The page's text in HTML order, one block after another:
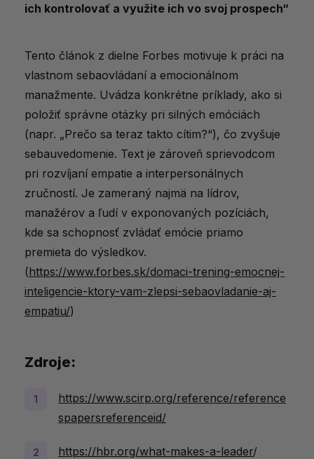
ich kontrolovať a využite ich vo svoj prospech“
Tento článok z dielne Forbes motivuje k práci na
vlastnom sebaovládaní a emocionálnom
manažmente. Uvádza konkrétne príklady, ako si
položiť správne otázky pri silných emóciách
(napr. „Prečo sa teraz takto cítim?“), čo zvyšuje
sebauvedomenie. Text je zároveň sprievodcom
pri rozvíjaní empatie a interpersonálnych
zručností. Je zameraný najmä na lídrov,
manažérov a ľudí v exponovaných pozíciách,
kde sa schopnosť zvládať emócie priamo
premieta do výsledkov.
(https://www.forbes.sk/domaci-trening-emocnej-
inteligencie-ktory-vam-zlepsi-sebaovladanie-aj-
empatiu/)
Zdroje:
https://www.scirp.org/reference/reference
spapersreferenceid/
https://hbr.org/what-makes-a-leader/